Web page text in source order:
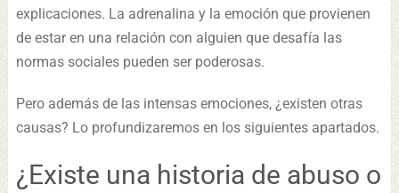
explicaciones. La adrenalina y la emoción que provienen
de estar en una relación con alguien que desafía las
normas sociales pueden ser poderosas.
Pero además de las intensas emociones, ¿existen otras
causas? Lo profundizaremos en los siguientes apartados.
¿Existe una historia de abuso o